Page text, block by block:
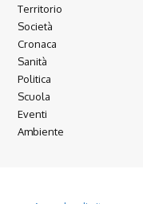
Territorio
Società
Cronaca
Sanità
Politica
Scuola
Eventi
Ambiente